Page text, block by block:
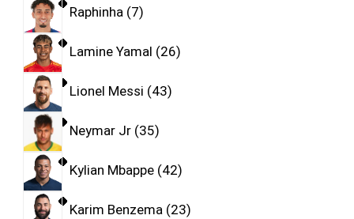
Raphinha 7
Lamine Yamal 26
Lionel Messi 43
Neymar Jr 35
Kylian Mbappe 42
Karim Benzema 23